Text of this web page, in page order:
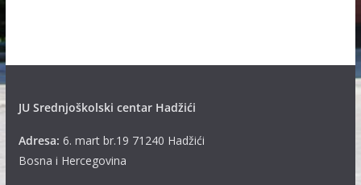
JU Srednjoškolski centar Hadžići
Adresa: 6. mart br.19 71240 Hadžići
Bosna i Hercegovina